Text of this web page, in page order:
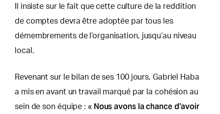
Il insiste sur le fait que cette culture de la reddition
de comptes devra être adoptée par tous les
démembrements de l’organisation, jusqu’au niveau
local.
Revenant sur le bilan de ses 100 jours, Gabriel Haba
a mis en avant un travail marqué par la cohésion au
sein de son équipe : « Nous avons la chance d’avoir